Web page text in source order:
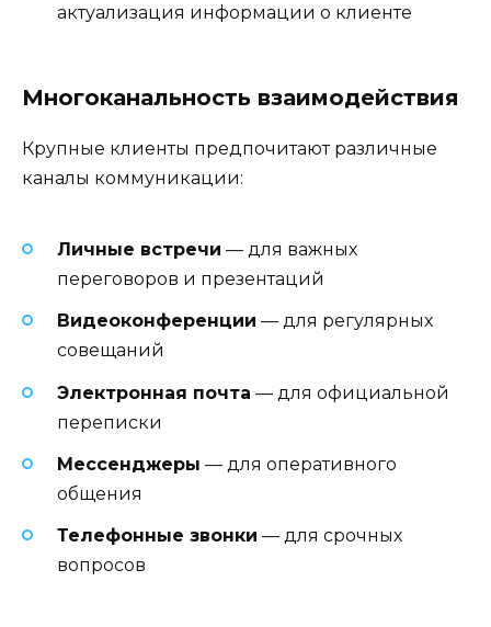
актуализация информации о клиенте
Многоканальность взаимодействия
Крупные клиенты предпочитают различные
каналы коммуникации:
Личные встречи — для важных
переговоров и презентаций
Видеоконференции — для регулярных
совещаний
Электронная почта — для официальной
переписки
Мессенджеры — для оперативного
общения
Телефонные звонки — для срочных
вопросов